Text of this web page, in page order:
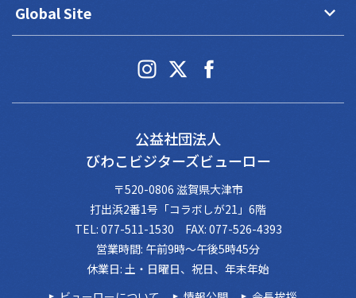
Global Site keyboard_arrow_down
公益社団法人
びわこビジターズビューロー
〒520-0806 滋賀県大津市
打出浜2番1号「コラボしが21」6階
TEL: 077-511-1530 FAX: 077-526-4393
営業時間: 午前9時～午後5時45分
休業日: 土・日曜日、祝日、年末年始